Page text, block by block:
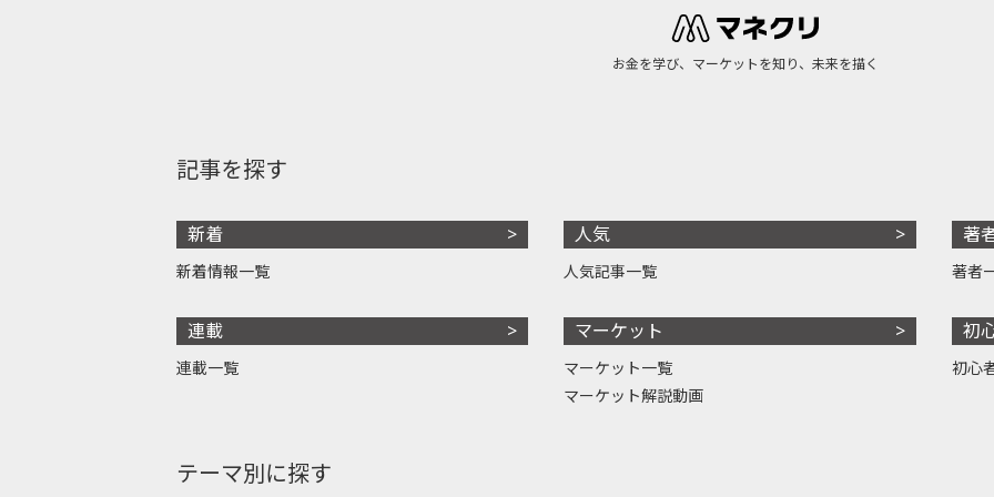
お金を学び、マーケットを知り、未来を描く
記事を探す
新着
新着情報一覧
連載
連載一覧
人気
人気記事一覧
マーケット
マーケット一覧
マーケット解説動画
著
著者
初
初心
テーマ別に探す